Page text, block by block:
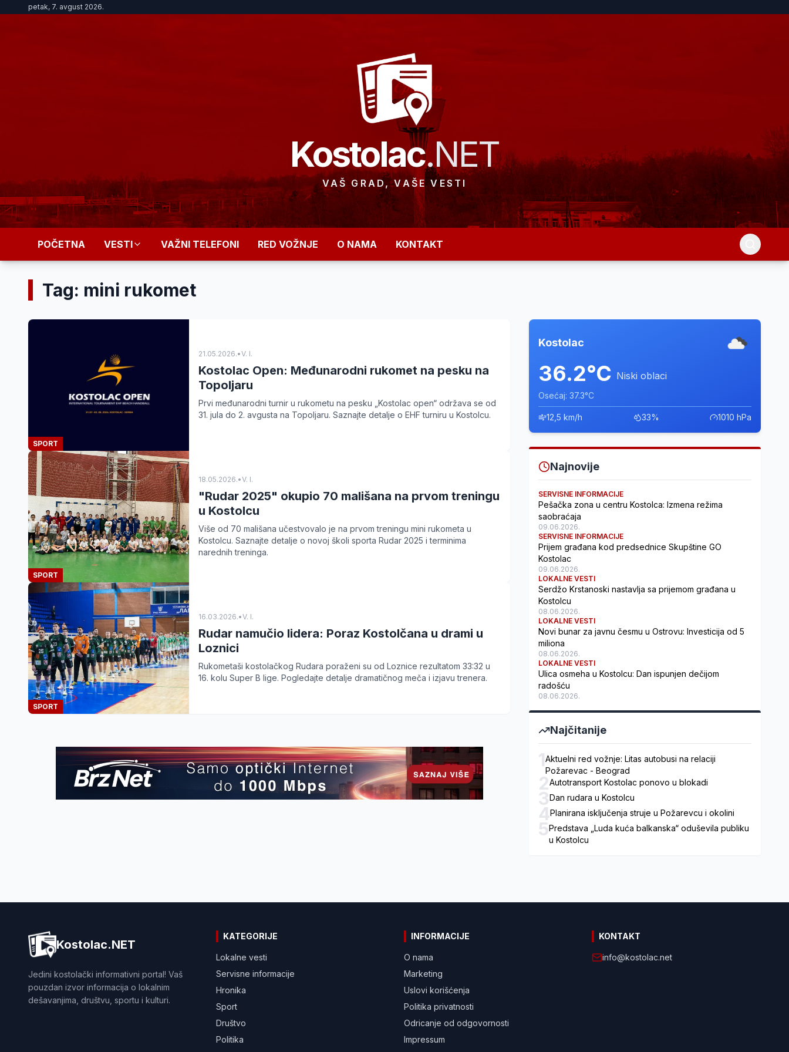
petak, 7. avgust 2026.
Kostolac.NET
VAŠ GRAD, VAŠE VESTI
POČETNA VESTI VAŽNI TELEFONI RED VOŽNJE O NAMA KONTAKT
Tag: mini rukomet
SPORT
21.05.2026.•V. I.
Kostolac Open: Međunarodni rukomet na pesku na
Topoljaru
Prvi međunarodni turnir u rukometu na pesku „Kostolac open“ održava se od
31. jula do 2. avgusta na Topoljaru. Saznajte detalje o EHF turniru u Kostolcu.
SPORT
18.05.2026.•V. I.
"Rudar 2025" okupio 70 mališana na prvom treningu
u Kostolcu
Više od 70 mališana učestvovalo je na prvom treningu mini rukometa u
Kostolcu. Saznajte detalje o novoj školi sporta Rudar 2025 i terminima
narednih treninga.
SPORT
16.03.2026.•V. I.
Rudar namučio lidera: Poraz Kostolčana u drami u
Loznici
Rukometaši kostolačkog Rudara poraženi su od Loznice rezultatom 33:32 u
16. kolu Super B lige. Pogledajte detalje dramatičnog meča i izjavu trenera.
Kostolac
36.2°C Niski oblaci
Osećaj: 37.3°C
12,5 km/h 33% 1010 hPa
Najnovije
SERVISNE INFORMACIJE
Pešačka zona u centru Kostolca: Izmena režima
saobraćaja
09.06.2026.
SERVISNE INFORMACIJE
Prijem građana kod predsednice Skupštine GO
Kostolac
09.06.2026.
LOKALNE VESTI
Serdžo Krstanoski nastavlja sa prijemom građana u
Kostolcu
08.06.2026.
LOKALNE VESTI
Novi bunar za javnu česmu u Ostrovu: Investicija od 5
miliona
08.06.2026.
LOKALNE VESTI
Ulica osmeha u Kostolcu: Dan ispunjen dečijom
radošću
08.06.2026.
Najčitanije
1Aktuelni red vožnje: Litas autobusi na relaciji
Požarevac - Beograd
2Autotransport Kostolac ponovo u blokadi
3Dan rudara u Kostolcu
4Planirana isključenja struje u Požarevcu i okolini
5Predstava „Luda kuća balkanska“ oduševila publiku
u Kostolcu
Kostolac.NET
Jedini kostolački informativni portal! Vaš
pouzdan izvor informacija o lokalnim
dešavanjima, društvu, sportu i kulturi.
KATEGORIJE
Lokalne vesti
Servisne informacije
Hronika
Sport
Društvo
Politika
INFORMACIJE
O nama
Marketing
Uslovi korišćenja
Politika privatnosti
Odricanje od odgovornosti
Impressum
KONTAKT
info@kostolac.net